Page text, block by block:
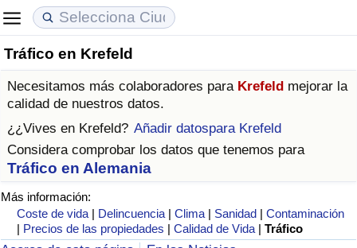
Tráfico en Krefeld
Necesitamos más colaboradores para Krefeld mejorar la
calidad de nuestros datos.
¿¿Vives en Krefeld? Añadir datospara Krefeld
Considera comprobar los datos que tenemos para
Tráfico en Alemania
Más información:
Coste de vida | Delincuencia |Clima | Sanidad |Contaminación
| Precios de las propiedades |Calidad de Vida |Tráfico
Coste de vida
Índice de Costo de Vida (Actual)
Índice de Costo de Vida
Índice de costo de vida por país
en aqaba
Precios de las propiedades
Índice de Precios de Inmuebles (Actual)
Índice de Precios de Inmuebles
Índice de Precios de Inmuebles por País
Calidad de Vida
Índice de Calidad de Vida
Índice de Calidad de Vida (Actual)
Índice de calidad de vida por país
Delincuencia